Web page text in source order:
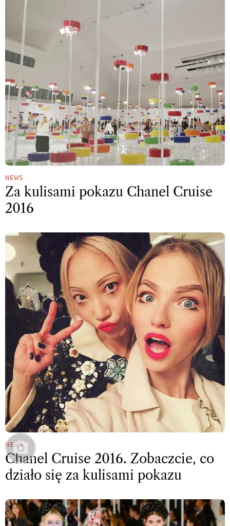
NEWS
Za kulisami pokazu Chanel Cruise
2016
NEWS
Chanel Cruise 2016. Zobaczcie, co
działo się za kulisami pokazu